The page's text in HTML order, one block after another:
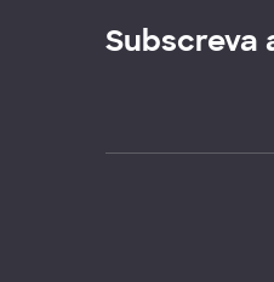
Subscreva